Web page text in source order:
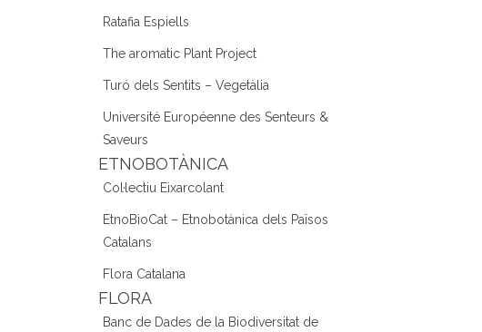
Ratafia Espiells
The aromatic Plant Project
Turó dels Sentits – Vegetàlia
Université Européenne des Senteurs &
Saveurs
ETNOBOTÀNICA
Col·lectiu Eixarcolant
EtnoBioCat – Etnobotànica dels Països
Catalans
Flora Catalana
FLORA
Banc de Dades de la Biodiversitat de